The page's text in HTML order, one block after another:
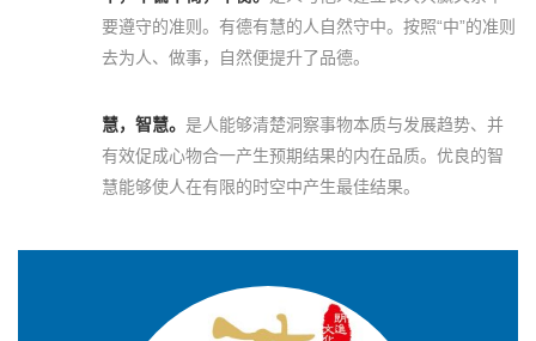
要遵守的准则。有德有慧的人自然守中。按照“中”的准则
去为人、做事，自然便提升了品德。
慧，智慧。 是人能够清楚洞察事物本质与发展趋势、并
有效促成心物合一产生预期结果的内在品质。优良的智
慧能够使人在有限的时空中产生最佳结果。